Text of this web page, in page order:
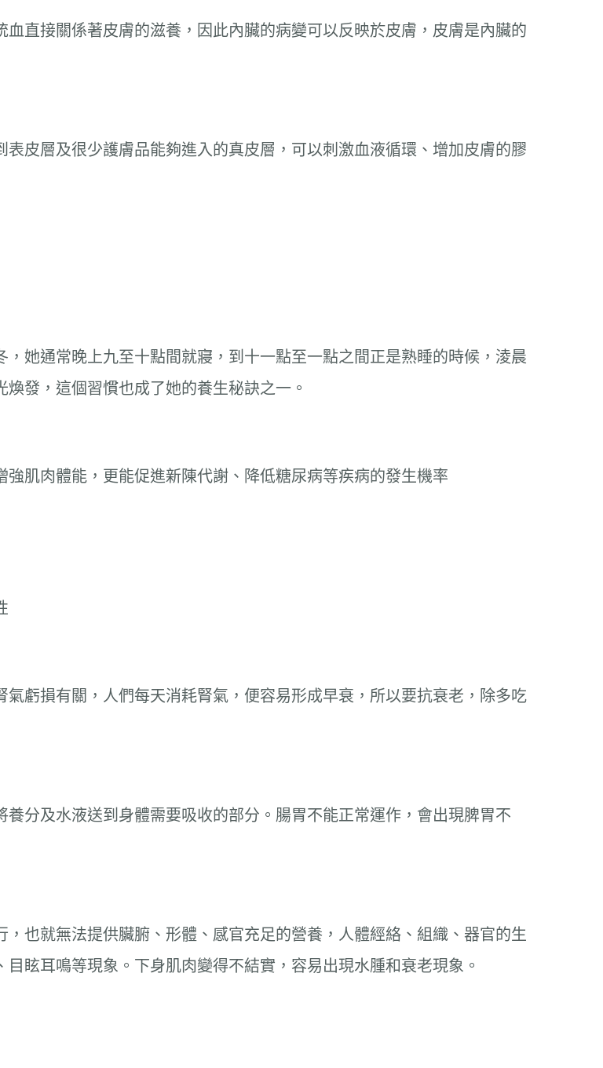
直接關係著皮膚的滋養，因此內臟的病變可以反映於皮膚，皮膚是內臟的
皮層及很少護膚品能夠進入的真皮層，可以刺激血液循環、增加皮膚的膠
她通常晚上九至十點間就寢，到十一點至一點之間正是熟睡的時候，淩晨
發，這個習慣也成了她的養生秘訣之一。
肌肉體能，更能促進新陳代謝、降低糖尿病等疾病的發生機率
虧損有關，人們每天消耗腎氣，便容易形成早衰，所以要抗衰老，除多吃
分及水液送到身體需要吸收的部分。腸胃不能正常運作，會出現脾胃不
也就無法提供臟腑、形體、感官充足的營養，人體經絡、組織、器官的生
眩耳鳴等現象。下身肌肉變得不結實，容易出現水腫和衰老現象。